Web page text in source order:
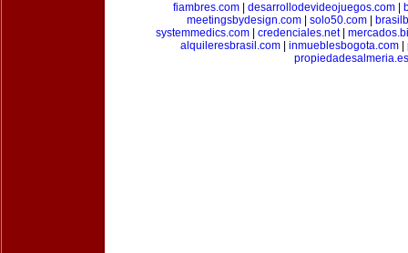
fiambres.com| desarrollodevideojuegos.com|
meetingsbydesign.com
solo50.com
systemmedics.com| credenciales.net|
alquileresbrasil.com| inmueblesbogota.com|
propiedadesalmeria.es